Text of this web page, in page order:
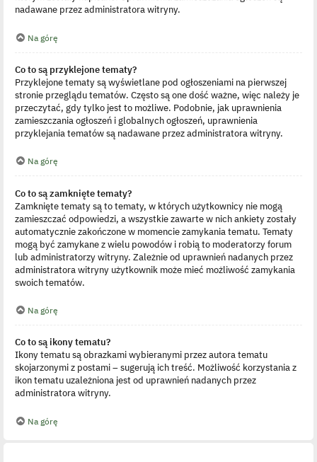
nadawane przez administratora witryny.
Na górę
Co to są przyklejone tematy?
Przyklejone tematy są wyświetlane pod ogłoszeniami na pierwszej
stronie przeglądu tematów. Często są one dość ważne, więc należy je
przeczytać, gdy tylko jest to możliwe. Podobnie, jak uprawnienia
zamieszczania ogłoszeń i globalnych ogłoszeń, uprawnienia
przyklejania tematów są nadawane przez administratora witryny.
Na górę
Co to są zamknięte tematy?
Zamknięte tematy są to tematy, w których użytkownicy nie mogą
zamieszczać odpowiedzi, a wszystkie zawarte w nich ankiety zostały
automatycznie zakończone w momencie zamykania tematu. Tematy
mogą być zamykane z wielu powodów i robią to moderatorzy forum
lub administratorzy witryny. Zależnie od uprawnień nadanych przez
administratora witryny użytkownik może mieć możliwość zamykania
swoich tematów.
Na górę
Co to są ikony tematu?
Ikony tematu są obrazkami wybieranymi przez autora tematu
skojarzonymi z postami – sugerują ich treść. Możliwość korzystania z
ikon tematu uzależniona jest od uprawnień nadanych przez
administratora witryny.
Na górę